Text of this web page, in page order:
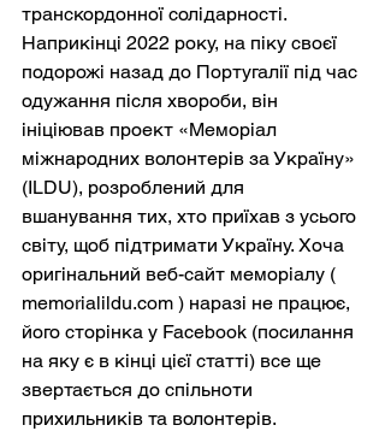
транскордонної солідарності.
Наприкінці 2022 року, на піку своєї
подорожі назад до Португалії під час
одужання після хвороби, він
ініціював проект «Меморіал
міжнародних волонтерів за Україну»
(ILDU), розроблений для
вшанування тих, хто приїхав з усього
світу, щоб підтримати Україну. Хоча
оригінальний веб-сайт меморіалу (
memorialildu.com ) наразі не працює,
його сторінка у Facebook (посилання
на яку є в кінці цієї статті) все ще
звертається до спільноти
прихильників та волонтерів.